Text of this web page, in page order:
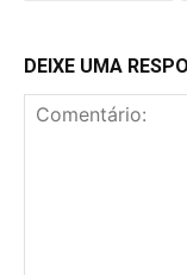
DEIXE UMA